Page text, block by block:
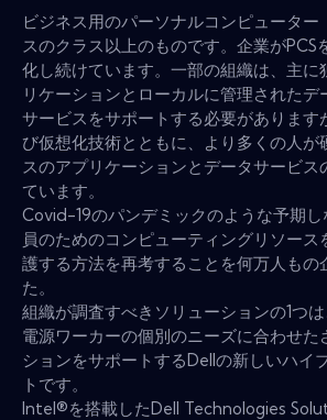
ビジネス用のパーソナルコンピューター
スのクラス以上のものです。企業がPCS
化し続けています。一部の組織は、主に
リケーションとローカルに管理されたデ
サービスをサポートする必要があります
び仮想化技術とともに、より多くの人が
スのアプリケーションとデータサービス
ています。
Covid-19のパンデミックのような予期
員のためのコンピューティングリソース
護する方法を再考することを何万人もの
た。
組織が調査すべきソリューションの1つは
電源ワーカーの個別のニーズに合わせた
ションをサポートするDellの新しいハイ
トです。
Intel®を搭載したDell Technologies